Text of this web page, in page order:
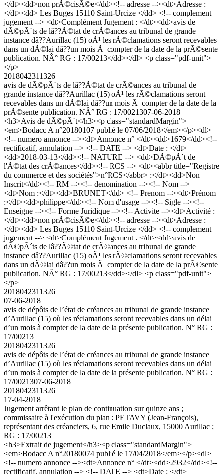
</dt><dd>non prÃ©cisÃ©e</dd><!-- adresse --><dt>Adresse :
</dt><dd> Les Buges 15110 Saint-Urcize </dd> <!-- complement
jugement --> <dt>Complément Jugement : </dt><dd>avis de
dÃ©pÃ´ts de lâ??Ã©tat de crÃ©ances au tribunal de grande
instance dâ??Aurillac (15) oÃ¹ les rÃ©clamations seront recevables
dans un dÃ©lai dâ??un mois Ã compter de la date de la prÃ©sente
publication. NÂ° RG : 17/00213</dd></dl> <p class="pdf-unit">
</p>
2018042311326
avis de dÃ©pÃ´ts de lâ??Ã©tat de crÃ©ances au tribunal de
grande instance dâ??Aurillac (15) oÃ¹ les rÃ©clamations seront
recevables dans un dÃ©lai dâ??un mois Ã compter de la date de la
prÃ©sente publication. NÂ° RG : 17/0021307-06-2018
<h3>Avis de dÃ©pÃ´t</h3><p class="standardMargin">
<em>Bodacc A n°20180107 publié le 07/06/2018</em></p><dl>
<!-- numero annonce --><dt>Annonce n° </dt><dd>1679</dd><!--
rectificatif, annulation --> <!-- DATE --> <dt>Date : </dt>
<dd>2018-03-13</dd><!-- NATURE --> <dd>DÃ©pÃ´t de
l'Ã©tat des crÃ©ances</dd><!-- RCS --> <dt><abbr title="Registre
du commerce et des sociétés">n°RCS</abbr> :</dt><dd>Non
Inscrit</dd><!-- RM --><!-- denomination --><!-- Nom -->
<dt>Nom :</dt><dd>BRUNET</dd> <!-- Prenom --><dt>Prénom
:</dt><dd>philippe</dd><!-- Nom d'usage --><!-- Sigle --><!--
Enseigne --><!-- Forme Juridique --><!-- Activite --><dt>Activité :
</dt><dd>non prÃ©cisÃ©e</dd><!-- adresse --><dt>Adresse :
</dt><dd> Les Buges 15110 Saint-Urcize </dd> <!-- complement
jugement --> <dt>Complément Jugement : </dt><dd>avis de
dÃ©pÃ´ts de lâ??Ã©tat de crÃ©ances au tribunal de grande
instance dâ??Aurillac (15) oÃ¹ les rÃ©clamations seront recevables
dans un dÃ©lai dâ??un mois Ã compter de la date de la prÃ©sente
publication. NÂ° RG : 17/00213</dd></dl> <p class="pdf-unit">
</p>
2018042311326
07-06-2018
avis de dépôts de l’état de créances au tribunal de grande instance
d’Aurillac (15) où les réclamations seront recevables dans un délai
d’un mois à compter de la date de la présente publication. N° RG :
17/00213
2018042311326
avis de dépôts de l’état de créances au tribunal de grande instance
d’Aurillac (15) où les réclamations seront recevables dans un délai
d’un mois à compter de la date de la présente publication. N° RG :
17/0021307-06-2018
2018042311326
17-04-2018
Jugement arrêtant le plan de continuation sur quinze ans ;
commissaire à l'exécution du plan : PETAVY (Jean-François),
représentant des créanciers, 6, rue Emile Duclaux, 15000 Aurillac ;
RG : 17/00213
<h3>Extrait de jugement</h3><p class="standardMargin">
<em>Bodacc A n°20180074 publié le 17/04/2018</em></p><dl>
<!-- numero annonce --><dt>Annonce n° </dt><dd>2932</dd><!--
rectificatif, annulation --> <!-- DATE --> <dt>Date : </dt>